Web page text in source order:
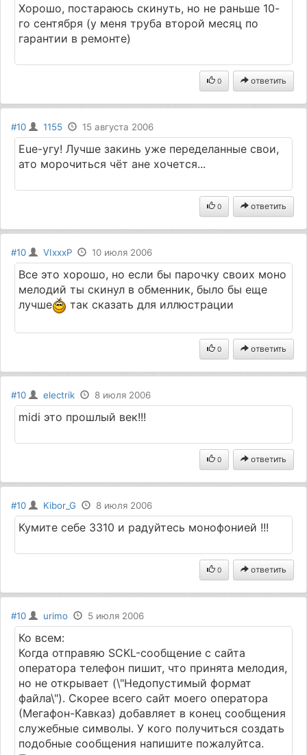
Хорошо, постараюсь скинуть, но не раньше 10-
го сентября (у меня труба второй месяц по
гарантии в ремонте)
0 ответить
#10 1155 15 августа 2006
Eue-угу! Лучше закинь уже переделанные свои,
ато морочиться чёт ане хочется...
0 ответить
#10 VIхххP 10 июля 2006
Все это хорошо, но если бы парочку своих моно
мелодий ты скинул в обменник, было бы еще
лучше
так сказать для иллюстрации
0 ответить
#10 electrik 8 июля 2006
midi это прошлый век!!!
0 ответить
#10 Kibor_G 8 июля 2006
Кумите себе 3310 и радуйтесь монофонией !!!
0 ответить
#10 urimo 5 июля 2006
Ко всем:
Когда отправяю SCKL-сообщение с сайта
оператора телефон пишит, что принята мелодия,
но не открывает (\"Недопустимый формат
файла\"). Скорее всего сайт моего оператора
(Мегафон-Кавказ) добавляет в конец сообщения
служебные символы. У кого получиться создать
подобные сообщения напишите пожалуйтса.